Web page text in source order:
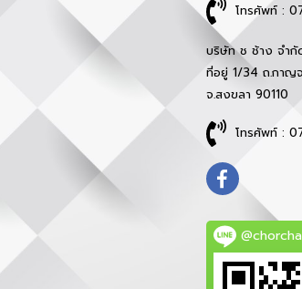
โทรศัพท์ :
บริษัท ช ช้าง จำกั
ที่อยู่ 1/34 ถ.กาญ
จ.สงขลา 90110
โทรศัพท์ :